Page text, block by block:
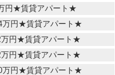
円★賃貸アパート★
円★賃貸アパート★
円★賃貸アパート★
円★賃貸アパート★
円★賃貸アパート★